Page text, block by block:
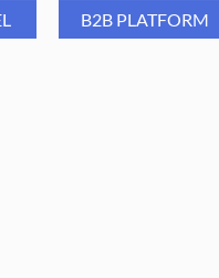
B2B PLATFORM